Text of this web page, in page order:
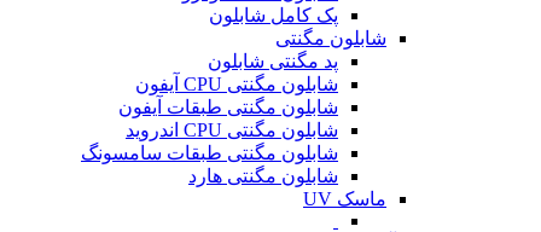
پک کامل شابلون
شابلون مگنتی
پد مگنتی شابلون
شابلون مگنتی CPU آیفون
شابلون مگنتی طبقات آیفون
شابلون مگنتی CPU اندروید
شابلون مگنتی طبقات سامسونگ
شابلون مگنتی هارد
ماسک UV